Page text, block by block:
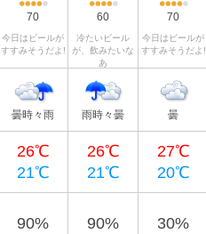
70
今日はビールが
すすみそうだよ!
60
冷たいビール
が、飲みたいな
あ
70
今日はビールが
すすみそうだよ!
曇時々雨 雨時々曇 曇
26℃
21℃
26℃
21℃
27℃
20℃
90% 90% 30%